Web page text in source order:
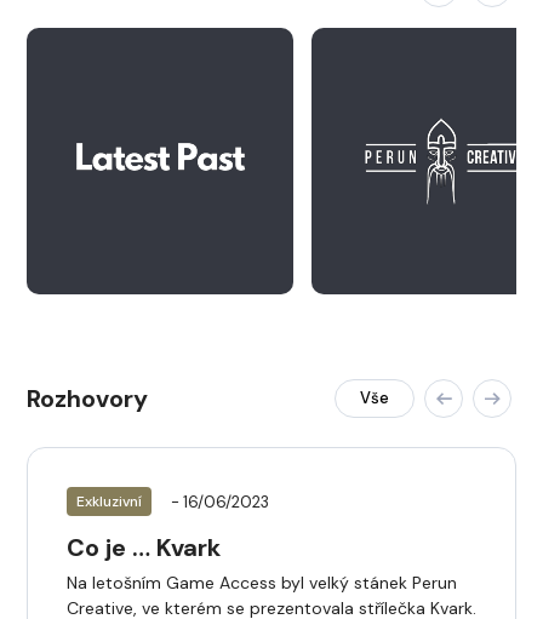
Rozhovory Vše
Exkluzivní - 16/06/2023
Co je … Kvark
Na letošním Game Access byl velký stánek Perun
Creative, ve kterém se prezentovala střílečka Kvark.